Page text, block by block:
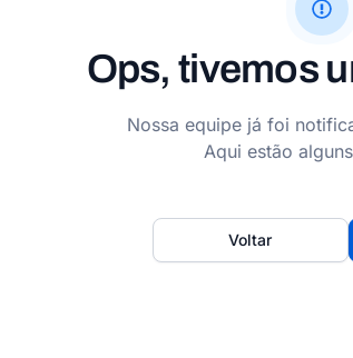
Ops, tivemos
Nossa equipe já foi
Aqui estão
Voltar